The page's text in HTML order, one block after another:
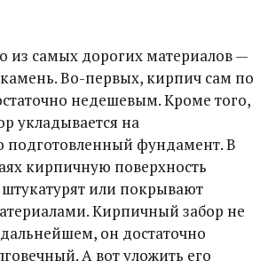
из самых дорогих материалов —
Во-первых, кирпич сам по
недешевым. Кроме того,
укладывается на
подготовленный фундамент. В
кирпичную поверхность
или покрывают
Кирпичный забор не
дальнейшем, он достаточно
А вот уложить его